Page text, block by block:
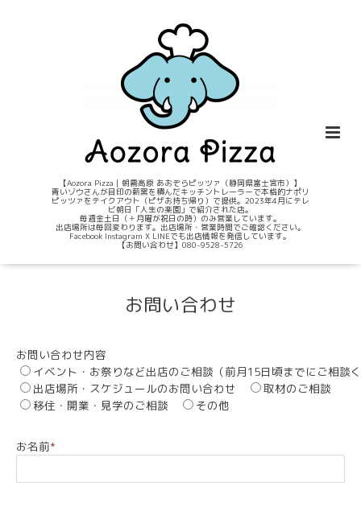
【Aozora Pizza｜朝霧高原 あおぞらピッツァ（静岡県富士宮市）】
青いゾウさんが目印の薪窯を積んだキッチントレーラーで本格的ナポリ
ピッツァをテイクアウト（ピザお持ち帰り）で提供。2023年4月にテレ
ビ朝日「人生の楽園」で紹介された店。
毎週金土日（＋月曜が祝日の時）のみ営業しています。
出店場所は毎回変わります。出店場所・営業時間でご確認ください。
Facebook Instagram X LINEでも出店情報を発信しています。
【お問い合わせ】080-9528-5726
お問い合わせ
お問い合わせ内容
イベント・お祭りなど出店のご相談（前月15日頃までにご相談
出店場所・スケジュールのお問い合わせ
取材のご相談
移住・開業・見学のご相談
その他
お名前*